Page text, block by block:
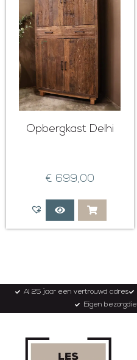
Opbergkast Delhi
€ 699,00
Al 25 jaar een vertrouwd adres
Eigen